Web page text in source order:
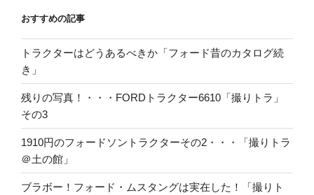
おすすめの記事
トラクターはどうあるべきか「フォード昔のカタログ続
き」
残りの写真！・・・FORDトラクター6610「撮りトラ」
その3
1910円のフォードソントラクターその2・・・「撮りトラ
＠土の館」
ブラボー！フォード・ムスタングは実在した！「撮りト